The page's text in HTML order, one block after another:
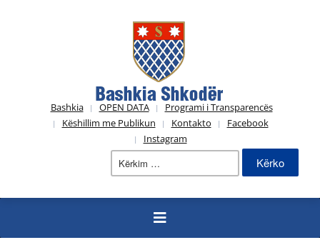
Bashkia OPEN DATA
Programi i Transparencës
Këshillim me Publikun
Kontakto
Facebook
Instagram
Kërko